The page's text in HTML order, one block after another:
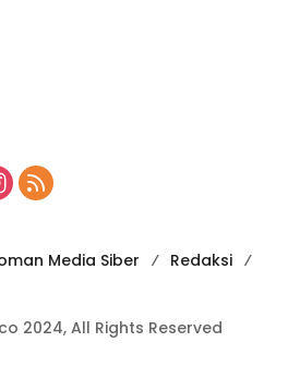
Media Siber
Redaksi
2024, All Rights Reserved